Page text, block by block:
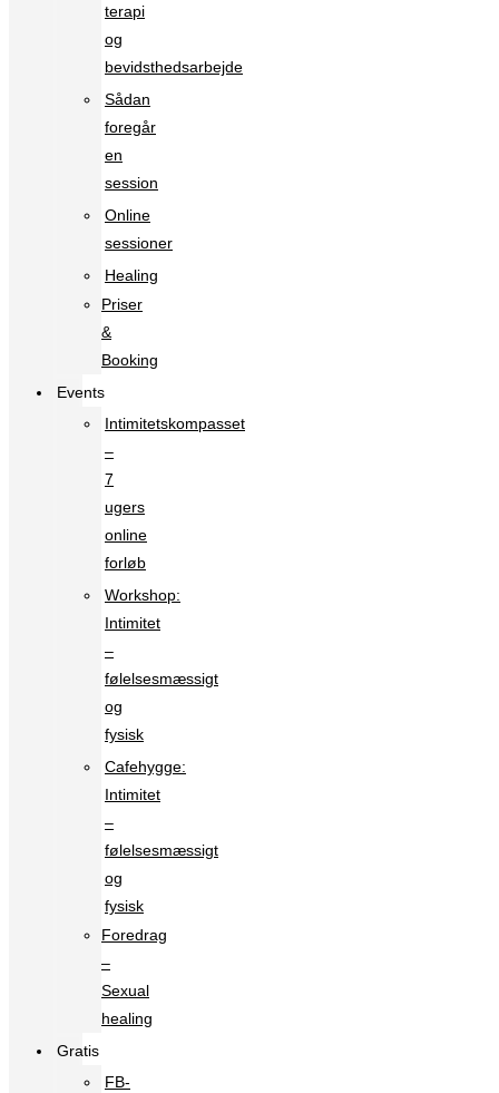
terapi
og
bevidsthedsarbejde
Sådan
foregår
en
session
Online
sessioner
Healing
Priser
&
Booking
Events
Intimitetskompasset
–
7
ugers
online
forløb
Workshop:
Intimitet
–
følelsesmæssigt
og
fysisk
Cafehygge:
Intimitet
–
følelsesmæssigt
og
fysisk
Foredrag
–
Sexual
healing
Gratis
FB-